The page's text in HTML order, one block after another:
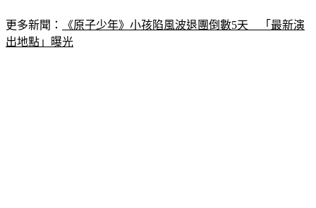
更多新聞：
《原子少年》小孩陷風波退團倒數5天　「最新演
出地點」曝光